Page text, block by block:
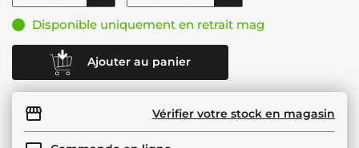
Disponible uniquement en retrait mag
Ajouter au panier
Vérifier votre stock en magasin